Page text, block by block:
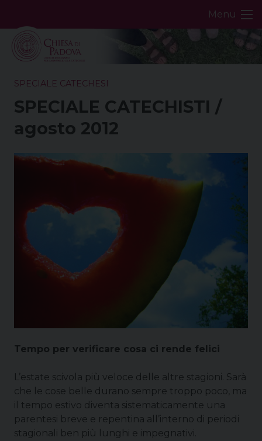
content
Menu
SPECIALE CATECHESI
SPECIALE CATECHISTI /
agosto 2012
Tempo per verificare cosa ci rende felici
L’estate scivola più veloce delle altre stagioni. Sarà
che le cose belle durano sempre troppo poco, ma
il tempo estivo diventa sistematicamente una
parentesi breve e repentina all’interno di periodi
stagionali ben più lunghi e impegnativi.